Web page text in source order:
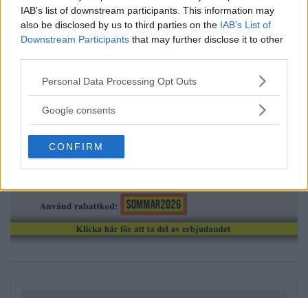
IAB’s list of downstream participants. This information may
also be disclosed by us to third parties on the IAB’s List of
Downstream Participants that may further disclose it to other
Please note that this website/app uses one or more Google
not limited to your visit or usage behaviour. You may click to
use your data for below specified purposes in below Google
consent section.
Personal Data Processing Opt Outs
Google consents
CONFIRM